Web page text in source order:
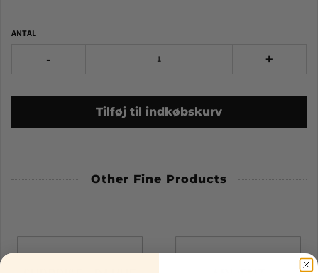
ANTAL
- +
Tilføj til indkøbskurv
Other Fine Products